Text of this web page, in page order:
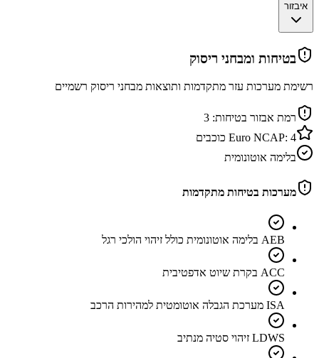
איבזור
בטיחות ומבחני ריסוק
רשימת מערכות עזר מתקדמות ותוצאות מבחני ריסוק רשמיים
רמת אבזור בטיחות: 3
Euro NCAP: 4
כוכבים
בלימה אוטונומית
מערכות בטיחות מתקדמות
AEB בלימה אוטונומית כולל זיהוי הולכי רגל
ACC בקרת שיוט אדפטיבית
ISA מערכת הגבלה אוטומטית למהירות הרכב
LDWS זיהוי סטיה מנתיב